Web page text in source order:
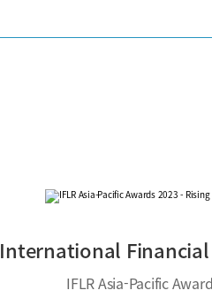
International Financial
IFLR Asia-Pacific